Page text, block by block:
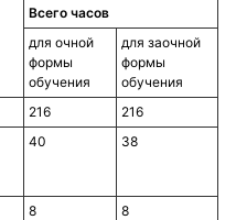
Всего часов
для очной
формы
обучения
для заочной
формы
обучения
216
216
40 38
8
8